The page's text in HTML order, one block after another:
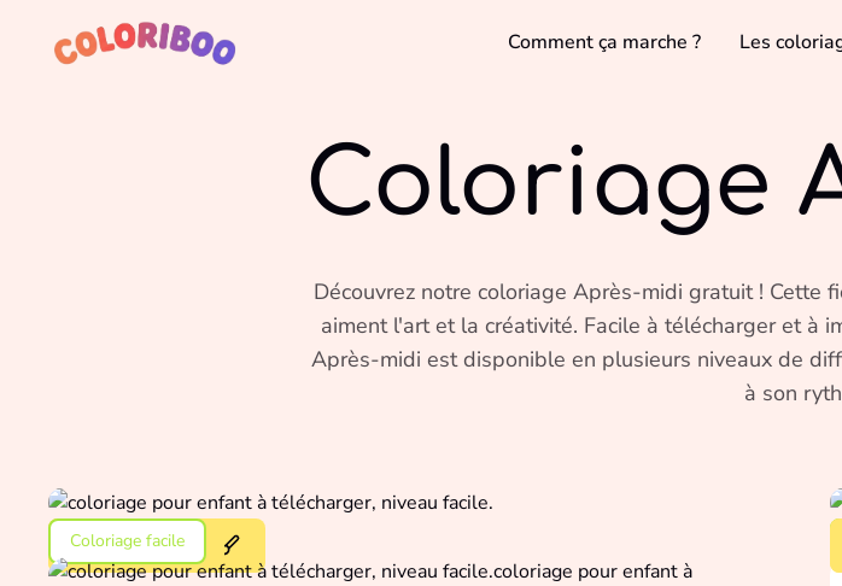
Comment ça marche ? Les
Coloriage
Découvrez notre coloriage Après-midi gratuit ! Cette
aiment l'art et la créativité. Facile à télécharger et à
Après-midi est disponible en plusieurs niveaux de
à son
Colorier en ligne
Télécharger
Coloriage facile